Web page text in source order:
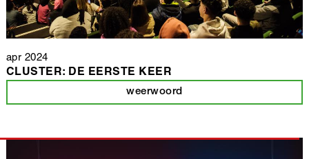
apr 2024
CLUSTER: DE EERSTE KEER
weerwoord